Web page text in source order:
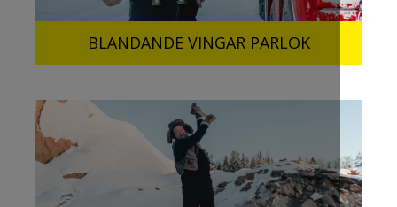
BLÄNDANDE VINGAR PARLOK